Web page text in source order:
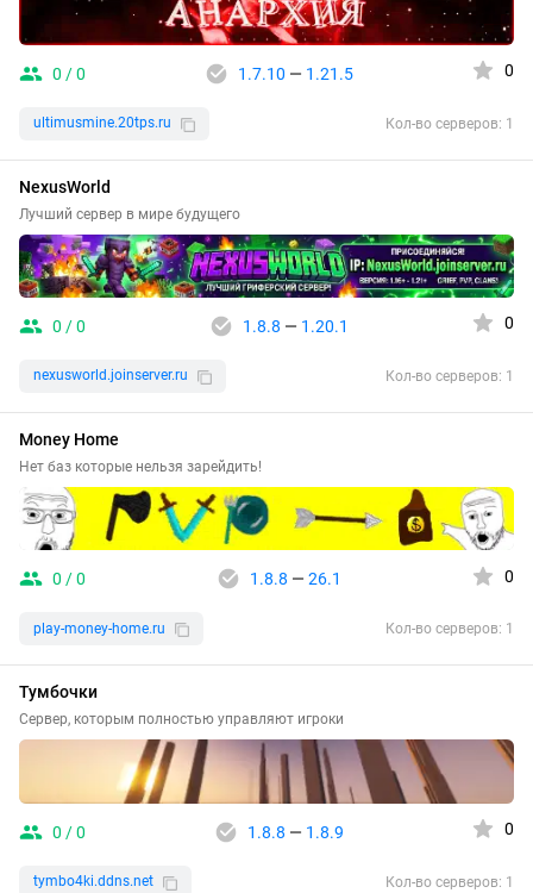
0 / 0 1.7.10 — 1.21.5 0
ultimusmine.20tps.ru Кол-во серверов: 1
NexusWorld
Лучший сервер в мире будущего
0 / 0 1.8.8 — 1.20.1 0
nexusworld.joinserver.ru Кол-во серверов: 1
Money Home
Нет баз которые нельзя зарейдить!
0 / 0 1.8.8 — 26.1 0
play-money-home.ru Кол-во серверов: 1
Тумбочки
Сервер, которым полностью управляют игроки
0 / 0 1.8.8 — 1.8.9 0
tymbo4ki.ddns.net Кол-во серверов: 1